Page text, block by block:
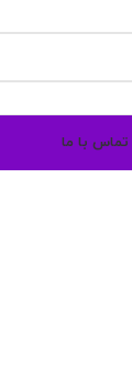
تماس با ما